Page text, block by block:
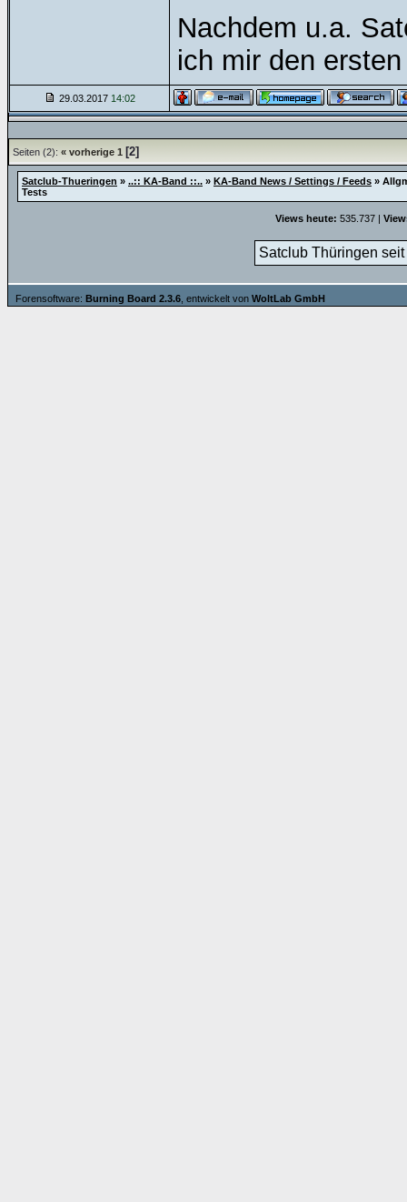
Nachdem u.a.
ich mir den
29.03.2017 14:02
Seiten (2): « vorherige 1 [2]
Satclub-Thueringen » ..:: KA-Band ::.. » KA-Band News / Settings / Feeds »
Tests
Views heute: 535.737 |
Satclub Thüringen
Forensoftware: Burning Board 2.3.6 , entwickelt von WoltLab GmbH